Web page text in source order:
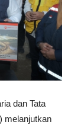
dan Tata
melanjutkan